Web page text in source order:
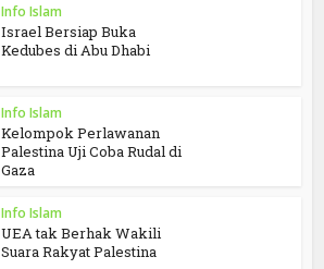
Info Islam
Israel Bersiap Buka
Kedubes di Abu Dhabi
Info Islam
Kelompok Perlawanan
Palestina Uji Coba Rudal di
Gaza
Info Islam
UEA tak Berhak Wakili
Suara Rakyat Palestina